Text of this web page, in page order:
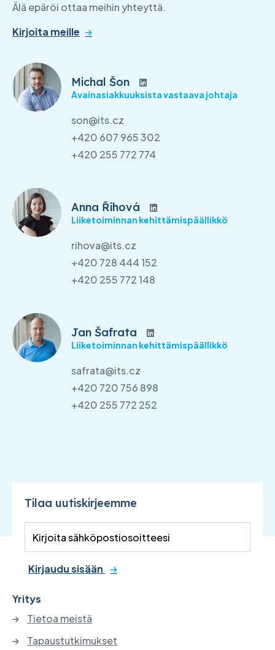
Älä epäröi ottaa meihin yhteyttä.
Kirjoita meille
Michal Šon
Avainasiakkuuksista vastaava johtaja
son@its.cz
+420 607 965 302
+420 255 772 774
Anna Říhová
Liiketoiminnan kehittämispäällikkö
rihova@its.cz
+420 728 444 152
+420 255 772 148
Jan Šafrata
Liiketoiminnan kehittämispäällikkö
safrata@its.cz
+420 720 756 898
+420 255 772 252
Tilaa uutiskirjeemme
Kirjaudu sisään
Yritys
Tietoa meistä
Tapaustutkimukset